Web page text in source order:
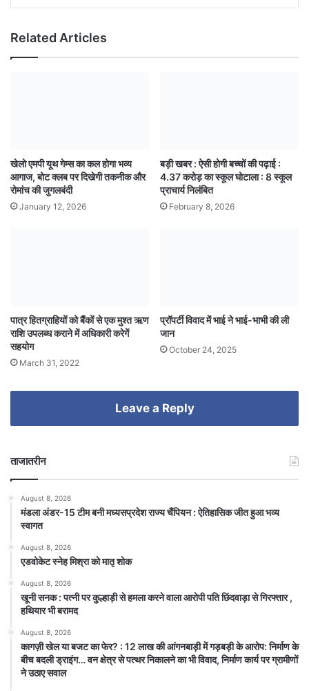
Related Articles
खेलो एमपी यूथ गेम्स का कल होगा भव्य
आगाज, बोट क्लब पर दिखेगी तकनीक और
रोमांच की जुगलबंदी
January 12, 2026
बड़ी खबर : ऐसी होगी बच्चों की पढ़ाई :
4.37 करोड़ का स्कूल घोटाला : 8 स्कूल
प्राचार्य निलंबित
February 8, 2026
पात्र हितग्राहियों को बैंकों से एक मुश्त ऋण
राशि उपलब्ध कराने में अधिकारी करेगें
सहयोग
March 31, 2022
प्रॉपर्टी विवाद में भाई ने भाई-भाभी की ली
जान
October 24, 2025
Leave a Reply
ताजातरीन
August 8, 2026
मंडला अंडर-15 टीम बनी मध्यसप्रदेश राज्य चैंपियन : ऐतिहासिक जीत हुआ भव्य
स्वागत
August 8, 2026
एडवोकेट स्नेह मिश्रा को मातृ शोक
August 8, 2026
खूनी सनक : पत्नी पर कुल्हाड़ी से हमला करने वाला आरोपी पति छिंदवाड़ा से गिरफ्तार ,
हथियार भी बरामद
August 8, 2026
कागज़ी खेल या बजट का फेर? : 12 लाख की आंगनबाड़ी में गड़बड़ी के आरोप: निर्माण के
बीच बदली ड्राइंग… वन क्षेत्र से पत्थर निकालने का भी विवाद, निर्माण कार्य पर ग्रामीणों
ने उठाए सवाल